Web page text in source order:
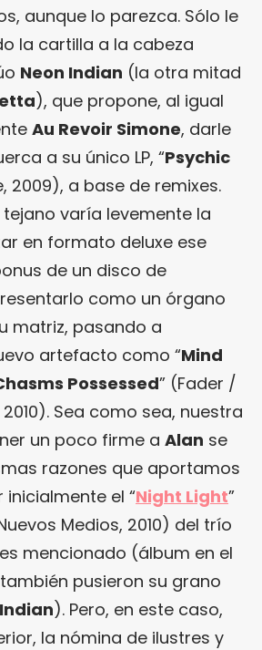
aunque lo parezca. Sólo le
la cartilla a la cabeza
Neon Indian (la otra mitad
), que propone, al igual
Au Revoir Simone, darle
a su único LP, “Psychic
2009), a base de remixes.
varía levemente la
en formato deluxe ese
de un disco de
como un órgano
matriz, pasando a
artefacto como “Mind
Possessed” (Fader /
Sea como sea, nuestra
un poco firme a Alan se
razones que aportamos
el “Night Light”
Medios, 2010) del trío
mencionado (álbum en el
pusieron su grano
). Pero, en este caso,
la nómina de ilustres y